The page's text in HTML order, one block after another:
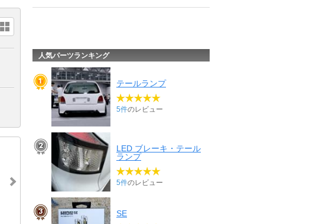
人気パーツランキング
テールランプ
5件のレビュー
LED ブレーキ・テール
ランプ
5件のレビュー
SE